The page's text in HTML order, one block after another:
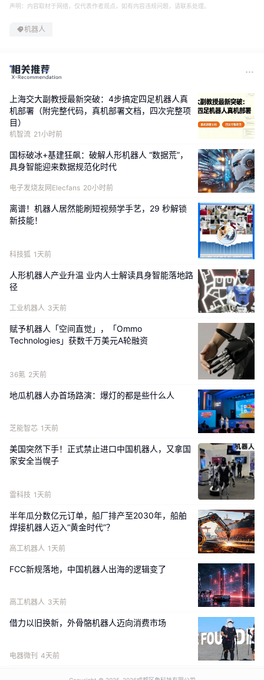
系
当前，人形机器人产业技术迭代提速，训练数据体量呈指数
器人运行可靠性，同时关联各类场景应用的潜在安全风险。
在产业发展的过程中，行业数据治理短板逐步凸显：各企业
训练数据格式不统一，数据标注水准参差不齐，生物信息、
环境感知数据存在隐私泄露隐患；无序的数据管理模式进一
步推高研发训练成本，不同厂商数据集跨平台兼容难度大，
还易引发算法偏差、数据外泄等多重安全问题。
针对上述产业痛点，人形机器人数据管理标准依托大量行业
实地调研与多轮技术验证，构建起覆盖训练数据采集、处
理、存储、传输、使用、流通直至销毁的全生命周期管理体
系，精准补齐当前数据治理领域存在的技术盲区与管理漏
洞。
在各环节细分管控规则上， 人形机器人数据管理标准作出细
致、明确的约束要求。数据采集维度，对采集方案规划、现
准；数据处理环节，明确数据预处理、标准化标注的操作规
范；在数据存储管理方面，该标准提出建立分级管控机制，
细化容量规划、资源分配、定期维护、多副本冗余等细则，
提出分层存储方案，高频调用的
训练数据集采用固态硬盘存储，归档冷数据存放于磁带库或
分布式存储系统。
还规范数据传输的效
率、质量指标与分级传输策略，对数据授权使用、全程监
人形机器人数据
管理标准统一共享协议，建立全流程追溯机制；针对数据销
毁，明确合规销毁方式、标准化操作流程，并要求永久留存
声明：内容取材于网络，仅代表作者观点，如有内容违规问题，请联系处理。
机器人
上海交大副教授最新突破：4步搞定四足机器人真
机部署（附完整代码，真机部署文档，四次完整项
目）
机智流 21小时前
国标破冰+基建狂飙：破解人形机器人 “数据荒”，
具身智能迎来数据规范化时代
电子发烧友网Elecfans 20小时前
离谱！机器人居然能刷短视频学手艺，29 秒解锁
新技能！
科技狐 1天前
人形机器人产业升温 业内人士解读具身智能落地路
径
工业机器人 3天前
赋予机器人「空间直觉」，「Ommo
Technologies」获数千万美元A轮融资
36氪 2天前
地瓜机器人办首场路演：爆灯的都是些什么人
芝能智芯 1天前
美国突然下手！正式禁止进口中国机器人，又拿国
家安全当幌子
雷科技 1天前
半年瓜分数亿元订单，船厂排产至2030年，船舶
焊接机器人迈入“黄金时代”？
高工机器人 1天前
FCC新规落地，中国机器人出海的逻辑变了
高工机器人 3天前
借力以旧换新，外骨骼机器人迈向消费市场
电器微刊 4天前